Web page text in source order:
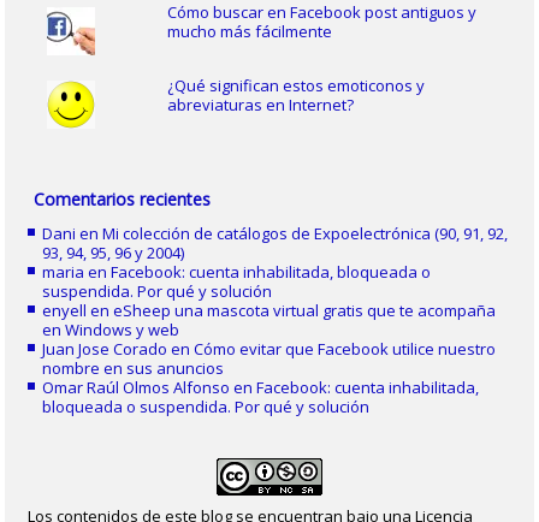
Cómo buscar en Facebook post antiguos y
mucho más fácilmente
¿Qué significan estos emoticonos y
abreviaturas en Internet?
Comentarios recientes
Dani enMi colección de catálogos de Expoelectrónica (90, 91, 92,
93, 94, 95, 96 y 2004)
maria enFacebook: cuenta inhabilitada, bloqueada o
suspendida. Por qué y solución
enyell eneSheep una mascota virtual gratis que te acompaña
en Windows y web
Juan Jose Corado enCómo evitar que Facebook utilice nuestro
nombre en sus anuncios
Omar Raúl Olmos Alfonso enFacebook: cuenta inhabilitada,
bloqueada o suspendida. Por qué y solución
Los contenidos de este blog se encuentran bajo una Licencia